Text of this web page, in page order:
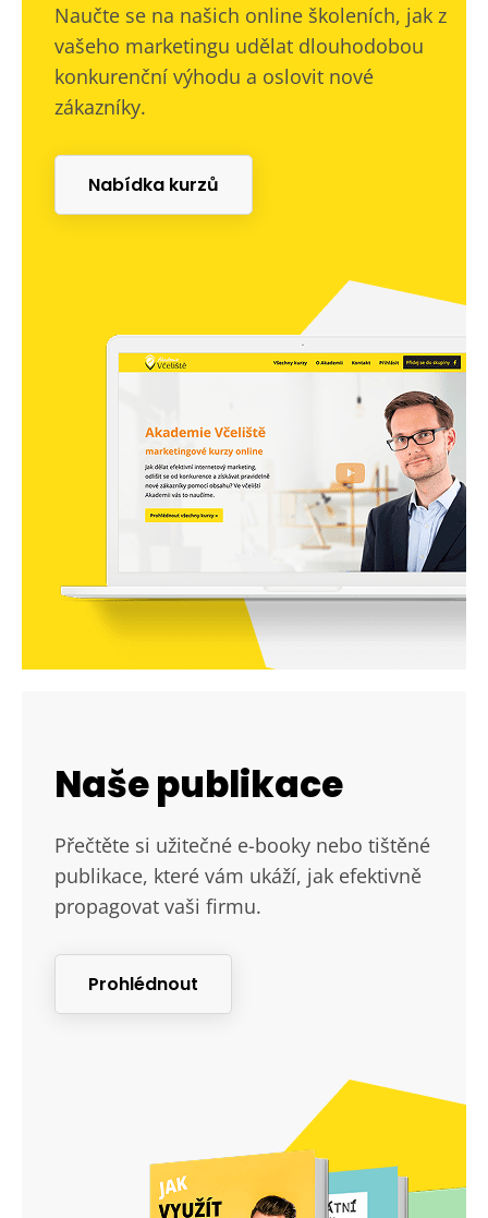
Naučte se na našich online školeních, jak z
vašeho marketingu udělat dlouhodobou
konkurenční výhodu a oslovit nové
zákazníky.
Nabídka kurzů
Naše publikace
Přečtěte si užitečné e-booky nebo tištěné
publikace, které vám ukáží, jak efektivně
propagovat vaši firmu.
Prohlédnout